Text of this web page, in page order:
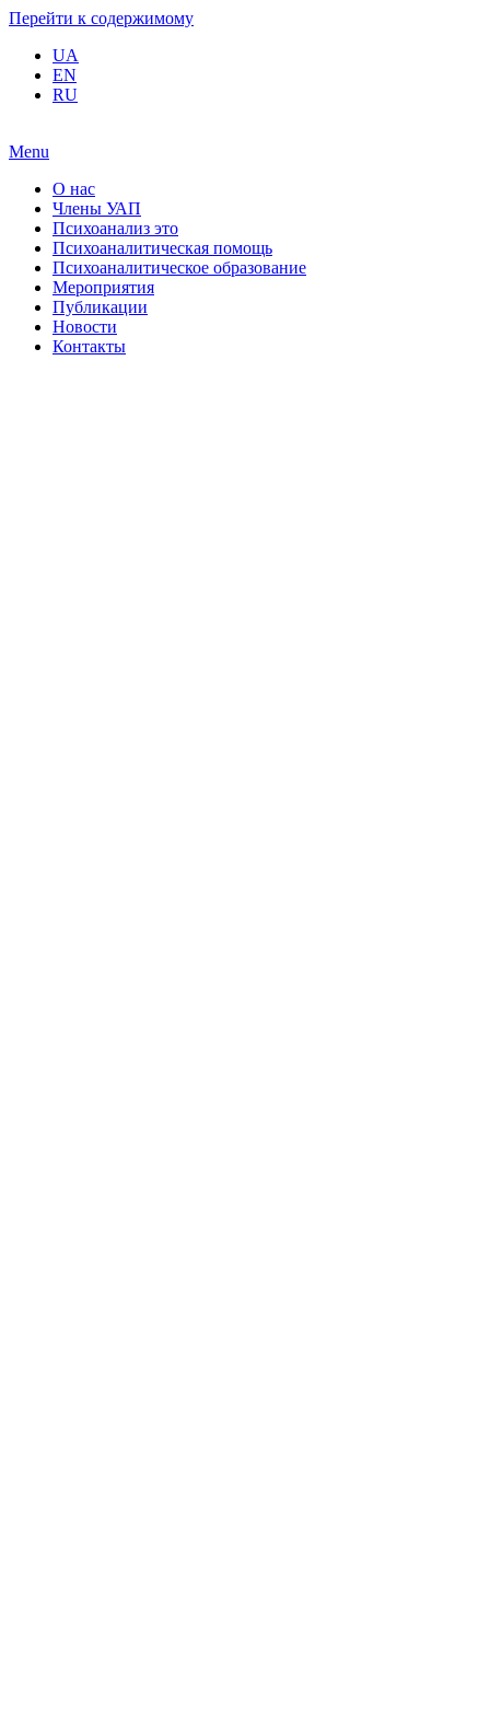
Перейти к содержимому
UA
EN
RU
Menu
О нас
Члены УАП
Психоанализ это
Психоаналитическая помощь
Психоаналитическое образование
Мероприятия
Публикации
Новости
Контакты